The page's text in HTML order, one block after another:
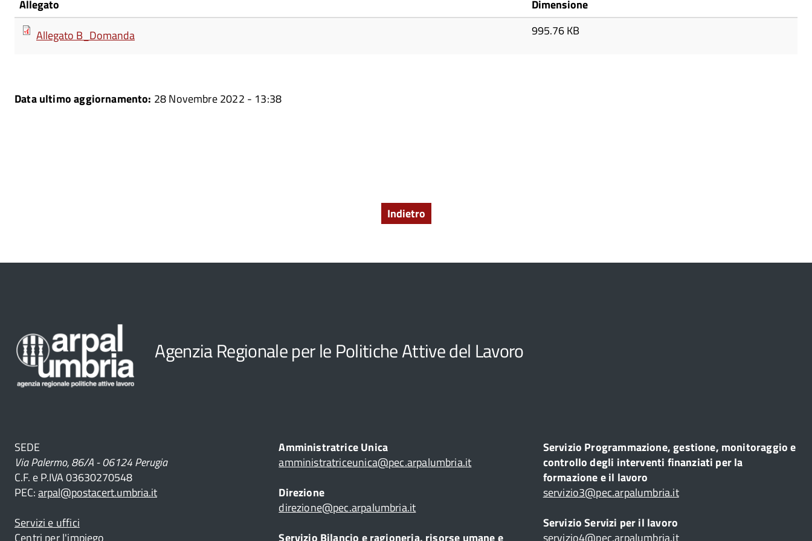
Allegato
Dimensione
Allegato B_Domanda
995.76 KB
Data ultimo aggiornamento: 28 Novembre 2022 - 13:38
Indietro
Agenzia Regionale per le Politiche Attive del Lavoro
SEDE
Via Palermo, 86/A - 06124 Perugia
C.F. e P.IVA 03630270548
PEC:arpal@postacert.umbria.it
Servizi e uffici
Centri per l'impiego
Amministratrice Unica
amministratriceunica@pec.arpalumbria.it
Direzione
direzione@pec.arpalumbria.it
Servizio Bilancio e ragioneria, risorse umane e
Servizio Programmazione, gestione, monitoraggio e
controllo degli interventi finanziati per la
formazione e il lavoro
servizio3@pec.arpalumbria.it
Servizio Servizi per il lavoro
servizio4@pec.arpalumbria.it